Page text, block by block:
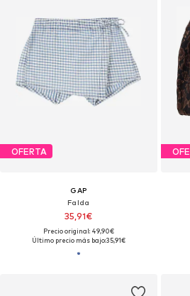
OFERTA
GAP
Falda
35,91€
Precio original: 49,90€
Último precio más bajo:35,91€